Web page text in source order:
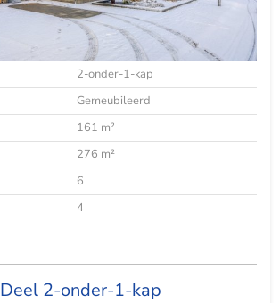
2-onder-1-kap
Gemeubileerd
161 m²
276 m²
6
4
Deel 2-onder-1-kap